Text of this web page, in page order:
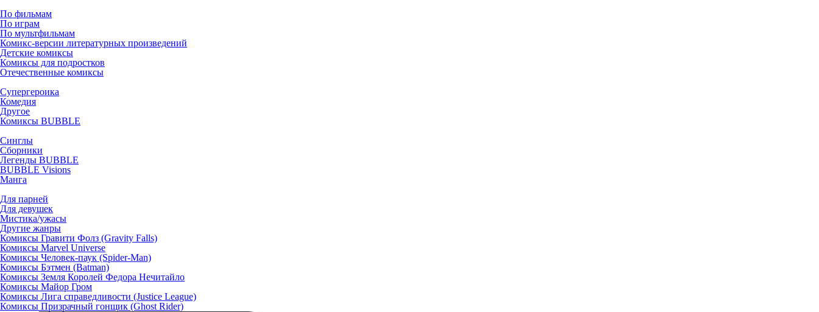
По фильмам
По играм
По мультфильмам
Комикс-версии литературных произведений
Детские комиксы
Комиксы для подростков
Отечественные комиксы
Супергероика
Комедия
Другое
Комиксы BUBBLE
Синглы
Сборники
Легенды BUBBLE
BUBBLE Visions
Манга
Для парней
Для девушек
Мистика/ужасы
Другие жанры
Комиксы Гравити Фолз (Gravity Falls)
Комиксы Marvel Universe
Комиксы Человек-паук (Spider-Man)
Комиксы Бэтмен (Batman)
Комиксы Земля Королей Федора Нечитайло
Комиксы Майор Гром
Комиксы Лига справедливости (Justice League)
Комиксы Призрачный гонщик (Ghost Rider)